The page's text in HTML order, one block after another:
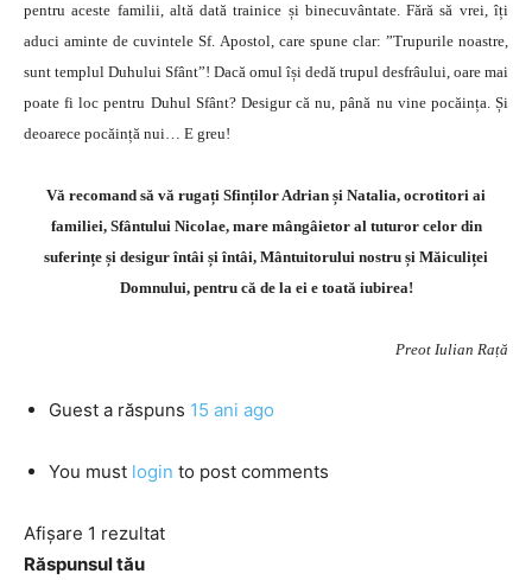
pentru aceste familii, altă dată trainice și binecuvântate. Fără să vrei, îți
aduci aminte de cuvintele Sf. Apostol, care spune clar: ”Trupurile noastre,
sunt templul Duhului Sfânt”! Dacă omul își dedă trupul desfrâului, oare mai
poate fi loc pentru Duhul Sfânt? Desigur că nu, până nu vine pocăința. Și
deoarece pocăință nui… E greu!
Vă recomand să vă rugați Sfinților Adrian și Natalia, ocrotitori ai
familiei, Sfântului Nicolae, mare mângâietor al tuturor celor din
suferințe și desigur întâi și întâi, Mântuitorului nostru și Măiculiței
Domnului, pentru că de la ei e toată iubirea!
Preot Iulian Rață
Guest a răspuns 15 ani ago
You must login to post comments
Afișare 1 rezultat
Răspunsul tău